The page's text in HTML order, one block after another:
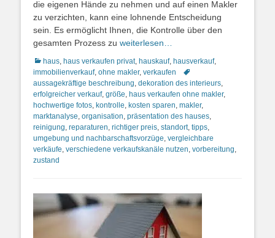
die eigenen Hände zu nehmen und auf einen Makler
zu verzichten, kann eine lohnende Entscheidung
sein. Es ermöglicht Ihnen, die Kontrolle über den
gesamten Prozess zu weiterlesen…
Kategorien
haus, haus verkaufen privat, hauskauf, hausverkauf,
immobilienverkauf, ohne makler, verkaufen
Schlagworte
aussagekräftige beschreibung, dekoration des interieurs,
erfolgreicher verkauf, größe, haus verkaufen ohne makler,
hochwertige fotos, kontrolle, kosten sparen, makler,
marktanalyse, organisation, präsentation des hauses,
reinigung, reparaturen, richtiger preis, standort, tipps,
umgebung und nachbarschaftsvorzüge, vergleichbare
verkäufe, verschiedene verkaufskanäle nutzen, vorbereitung,
zustand